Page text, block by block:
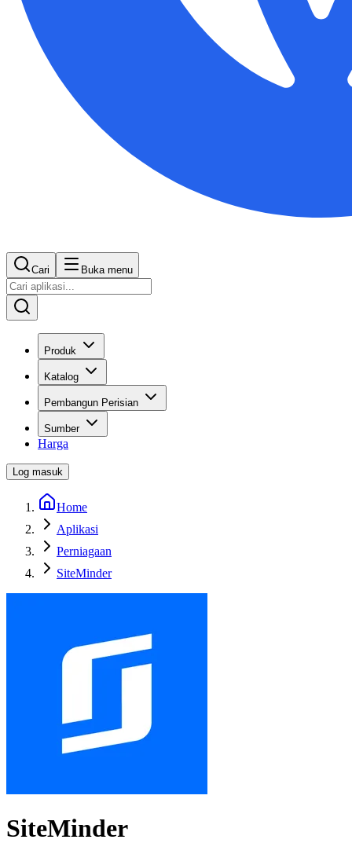
Cari Buka menu
Produk
Katalog
Pembangun Perisian
Sumber
Harga
Log masuk
Home
Aplikasi
Perniagaan
SiteMinder
SiteMinder